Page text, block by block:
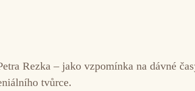
Rezka – jako vzpomínka na dávné
tvůrce.